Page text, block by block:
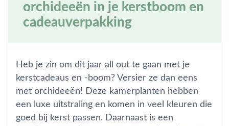
orchideeën in je kerstboom en
cadeauverpakking
Heb je zin om dit jaar all out te gaan met je
kerstcadeaus en -boom? Versier ze dan eens
met orchideeën! Deze kamerplanten hebben
een luxe uitstraling en komen in veel kleuren die
goed bij kerst passen. Daarnaast is een